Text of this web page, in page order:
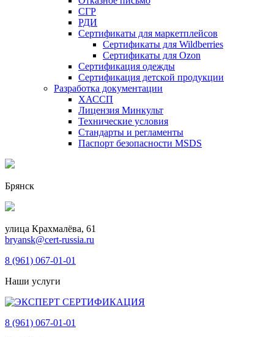
СГР
РДИ
Сертификаты для маркетплейсов
Сертификаты для Wildberries
Сертификаты для Ozon
Сертификация одежды
Сертификация детской продукции
Разработка документации
ХАССП
Лицензия Минкульт
Технические условия
Стандарты и регламенты
Паспорт безопасности MSDS
Брянск
улица Крахмалёва, 61
bryansk@cert-russia.ru
8 (961) 067-01-01
Наши услуги
8 (961) 067-01-01